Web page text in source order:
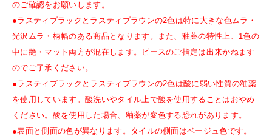
のご確認をお願いします。
●ラスティブラックとラスティブラウンの2色は特に大きな色ムラ・
光沢ムラ・柄幅のある商品となります。また、釉薬の特性上、1色の
中に艶・マット両方が混在します。ピースのご指定は出来かねます
のでご了承ください。
●ラスティブラックとラスティブラウンの2色は酸に弱い性質の釉薬
を使用しています。酸洗いやタイル上で酸を使用することはおやめ
ください。酸を使用した場合、釉薬が変色する恐れがあります。
●表面と側面の色が異なります。タイルの側面はベージュ色です。